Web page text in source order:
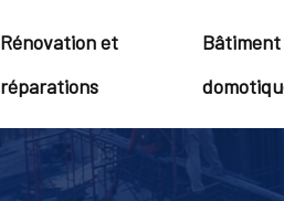
Rénovation et
réparations